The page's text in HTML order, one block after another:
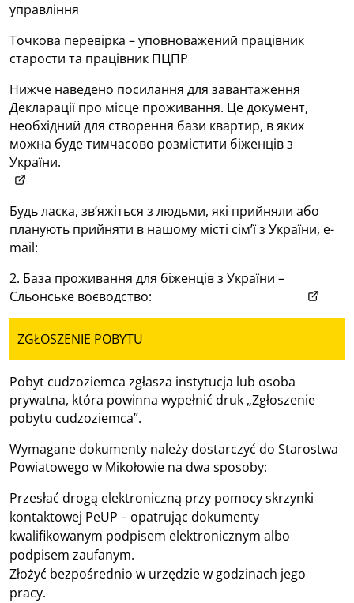
управління
Точкова перевірка – уповноважений працівник
старости та працівник ПЦПР
Нижче наведено посилання для завантаження
Декларації про місце проживання. Це документ,
необхідний для створення бази квартир, в яких
можна буде тимчасово розмістити біженців з
України.
(otwiera w nowym oknie)
Будь ласка, зв’яжіться з людьми, які прийняли або
планують прийняти в нашому місті сім’ї з України, e-
mail:
2. База проживання для біженців з України –
Сльонське воєводство:
ZGŁOSZENIE POBYTU
Pobyt cudzoziemca zgłasza instytucja lub osoba
prywatna, która powinna wypełnić druk „Zgłoszenie
pobytu cudzoziemca”.
Wymagane dokumenty należy dostarczyć do Starostwa
Powiatowego w Mikołowie na dwa sposoby:
Przesłać drogą elektroniczną przy pomocy skrzynki
kontaktowej PeUP – opatrując dokumenty
kwalifikowanym podpisem elektronicznym albo
podpisem zaufanym.
Złożyć bezpośrednio w urzędzie w godzinach jego
pracy.